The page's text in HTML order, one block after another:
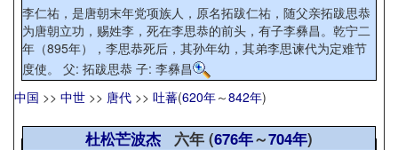
李仁祐，是唐朝末年党项族人，原名拓跋仁祐，随父亲拓跋思恭
为唐朝立功，赐姓李，死在李思恭的前头，有子李彝昌。乾宁二
年（895年），李思恭死后，其孙年幼，其弟李思谏代为定难节
度使。 父: 拓跋思恭 子: 李彝昌
中国 >> 中世 >> 唐代 >> 吐蕃(620年～842年)
杜松芒波杰六年 (676年～704年)